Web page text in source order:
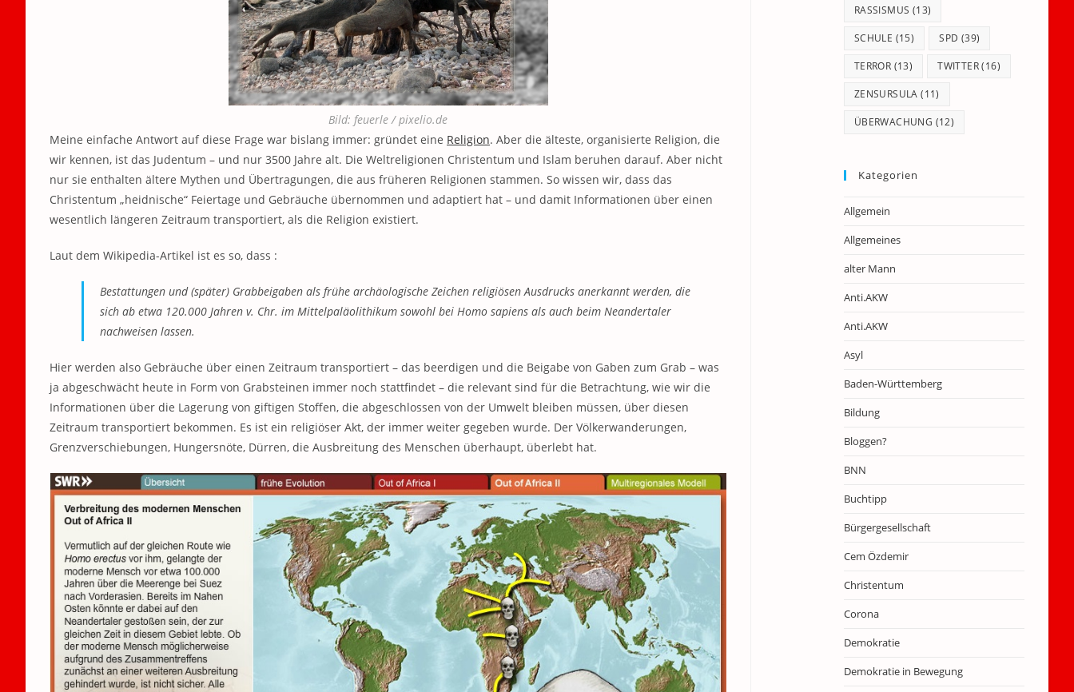
Bild: feuerle / pixelio.de
Meine einfache Antwort auf diese Frage war bislang immer: gründet eine Religion. Aber die älteste, organisierte Religion, die
wir kennen, ist das Judentum – und nur 3500 Jahre alt. Die Weltreligionen Christentum und Islam beruhen darauf. Aber nicht
nur sie enthalten ältere Mythen und Übertragungen, die aus früheren Religionen stammen. So wissen wir, dass das
Christentum „heidnische“ Feiertage und Gebräuche übernommen und adaptiert hat – und damit Informationen über einen
wesentlich längeren Zeitraum transportiert, als die Religion existiert.
Laut dem Wikipedia-Artikel ist es so, dass :
Bestattungen und (später) Grabbeigaben als frühe archäologische Zeichen religiösen Ausdrucks anerkannt werden, die
sich ab etwa 120.000 Jahren v. Chr. im Mittelpaläolithikum sowohl bei Homo sapiens als auch beim Neandertaler
nachweisen lassen.
Hier werden also Gebräuche über einen Zeitraum transportiert – das beerdigen und die Beigabe von Gaben zum Grab – was
ja abgeschwächt heute in Form von Grabsteinen immer noch stattfindet – die relevant sind für die Betrachtung, wie wir die
Informationen über die Lagerung von giftigen Stoffen, die abgeschlossen von der Umwelt bleiben müssen, über diesen
Zeitraum transportiert bekommen. Es ist ein religiöser Akt, der immer weiter gegeben wurde. Der Völkerwanderungen,
Grenzverschiebungen, Hungersnöte, Dürren, die Ausbreitung des Menschen überhaupt, überlebt hat.
RASSISMUS (13)
SCHULE (15) SPD (39)
TERROR (13) TWITTER(16)
ZENSURSULA (11)
ÜBERWACHUNG (12)
Kategorien
Allgemein
Allgemeines
alter Mann
Anti.AKW
Anti.AKW
Asyl
Baden-Württemberg
Bildung
Bloggen?
BNN
Buchtipp
Bürgergesellschaft
Cem Özdemir
Christentum
Corona
Demokratie
Demokratie in Bewegung